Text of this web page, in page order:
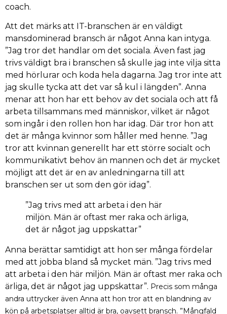
coach.
Att det märks att IT-branschen är en väldigt
mansdominerad bransch är något Anna kan intyga.
”Jag tror det handlar om det sociala. Även fast jag
trivs väldigt bra i branschen så skulle jag inte vilja sitta
med hörlurar och koda hela dagarna. Jag tror inte att
jag skulle tycka att det var så kul i längden”. Anna
menar att hon har ett behov av det sociala och att få
arbeta tillsammans med människor, vilket är något
som ingår i den rollen hon har idag. Där tror hon att
det är många kvinnor som håller med henne. ”Jag
tror att kvinnan generellt har ett större socialt och
kommunikativt behov än mannen och det är mycket
möjligt att det är en av anledningarna till att
branschen ser ut som den gör idag”.
”Jag trivs med att arbeta i den här
miljön. Män är oftast mer raka och ärliga,
det är något jag uppskattar”
Anna berättar samtidigt att hon ser många fördelar
med att jobba bland så mycket män. ”Jag trivs med
att arbeta i den här miljön. Män är oftast mer raka och
ärliga, det är något jag uppskattar”. Precis som många
andra uttrycker även Anna att hon tror att en blandning av
kön på arbetsplatser alltid är bra, oavsett bransch. ”Mångfald